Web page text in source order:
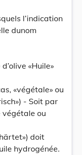
l’indication
dunom
«Huile»
«végétale» ou
- Soit par
végétale ou
doit
hydrogénée.